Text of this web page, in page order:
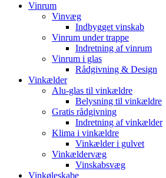
Vinrum
Vinvæg
Indbygget vinskab
Vinrum under trappe
Indretning af vinrum
Vinrum i glas
Rådgivning & Design
Vinkælder
Alu-glas til vinkældre
Belysning til vinkældre
Gratis rådgivning
Indretning af vinkælder
Klima i vinkældre
Vinkælder i gulvet
Vinkældervæg
Vinskabsvæg
Vinkøleskabe